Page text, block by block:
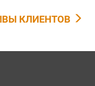
КЛИЕНТОВ